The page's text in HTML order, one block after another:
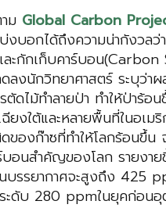
ม Global Carbon
บอกได้ถึงความน่ากังวลว่า
ะกักเก็บคาร์บอน(Carbon
ลงนักวิทยาศาสตร์ ระบุว่าผ
ตัดไม้ทำลายป่า ทำให้ป่าร้อ
ยงใต้และหลายพื้นที่ในอเม
ของก๊าซที่ทำให้โลกร้อนขึ้น
บอนสำคัญของโลก รายงาย
บรรยากาศจะสูงถึง 425
ะดับ 280 ppmในยุคก่อน